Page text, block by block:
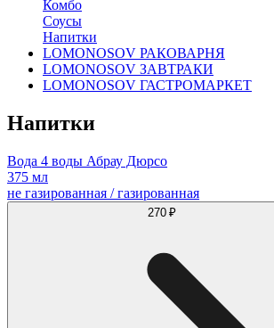
Комбо
Соусы
Напитки
LOMONOSOV РАКОВАРНЯ
LOMONOSOV ЗАВТРАКИ
LOMONOSOV ГАСТРОМАРКЕТ
Напитки
Вода 4 воды Абрау Дюрсо
375 мл
не газированная / газированная
270 ₽